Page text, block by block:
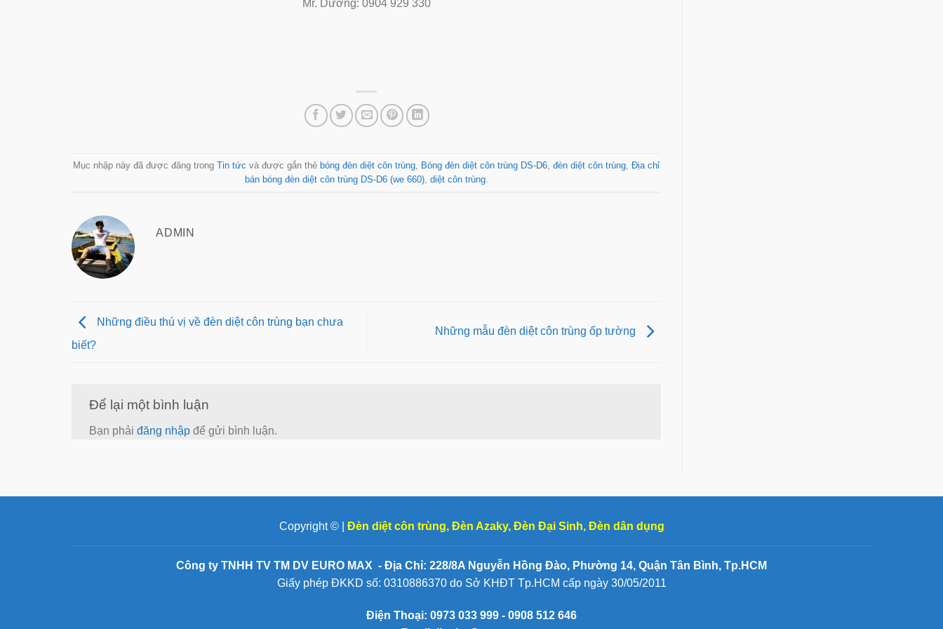
Mr. Dương: 0904 929 330
Mục nhập này đã được đăng trong Tin tức và được gắn thẻ bóng đèn diệt côn trùng Bóng đèn diệt côn trùng DS-D6 đèn diệt côn trùng Địa chỉ
bán bóng đèn diệt côn trùng DS-D6 (we 660), diệt côn trùng.
ADMIN
Những điều thú vị về đèn diệt côn trùng bạn chưa
biết?
Những mẫu đèn diệt côn trùng ốp tường
Để lại một bình luận
Bạn phải đăng nhập để gửi bình luận.
Copyright © | Đèn diệt côn trùng, Đèn Azaky, Đèn Đại Sinh, Đèn dân dụng
Công ty TNHH TV TM DV EURO MAX - Địa Chỉ: 228/8A Nguyễn Hồng Đào, Phường 14, Quận Tân Bình, Tp.HCM
Giấy phép ĐKKD số: 0310886370 do Sở KHĐT Tp.HCM cấp ngày 30/05/2011
Điện Thoại: 0973 033 999 - 0908 512 646